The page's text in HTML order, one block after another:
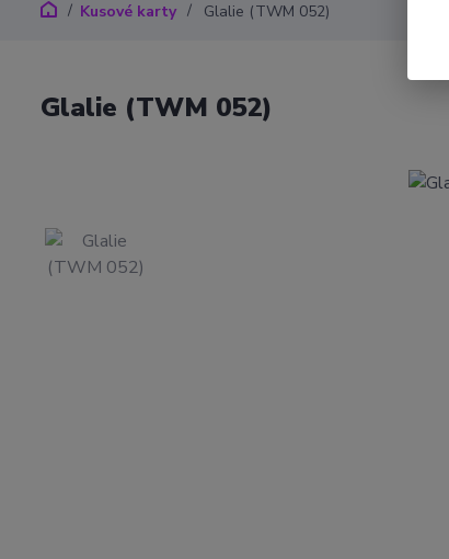
Kusové karty Glalie (TWM 052)
Glalie (TWM 052)